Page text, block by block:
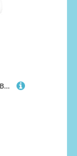
Jiumaocleu Fyodor·D Plüsch BSD weich gefüllte Anime Dazai Osamu Figur 20 cm Manga-Charakter niedliche Stoffpuppen Dekorationen Sammlerstücke Geschenke